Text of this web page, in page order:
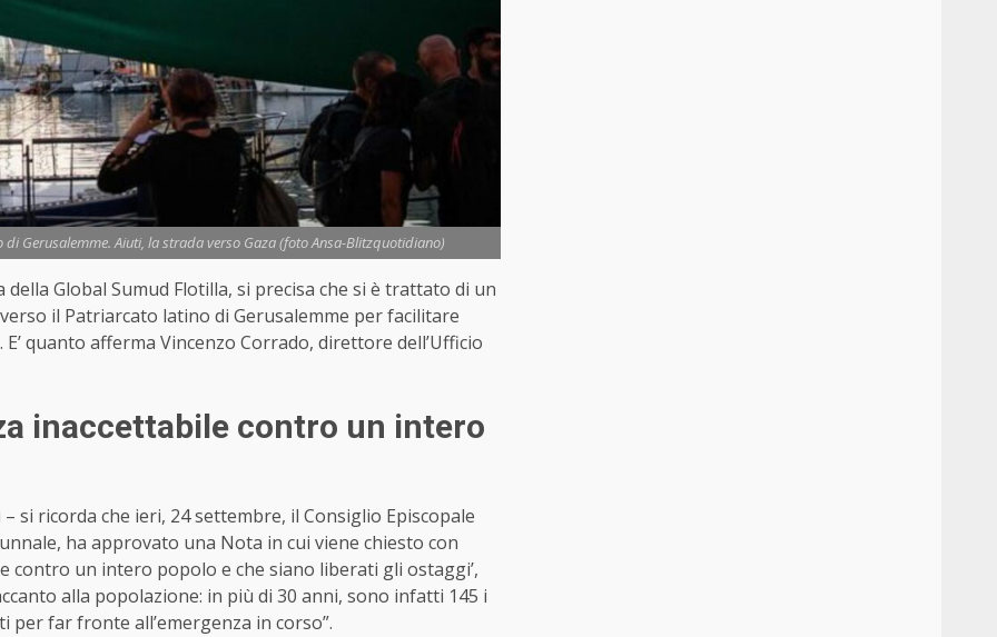
Gerusalemme. Aiuti, la strada verso Gaza (foto Ansa-Blitzquotidiano)
Global Sumud Flotilla, si precisa che si è trattato di un
il Patriarcato latino di Gerusalemme per facilitare
quanto afferma Vincenzo Corrado, direttore dell’Ufficio
inaccettabile contro un intero
si ricorda che ieri, 24 settembre, il Consiglio Episcopale
ha approvato una Nota in cui viene chiesto con
contro un intero popolo e che siano liberati gli ostaggi’,
alla popolazione: in più di 30 anni, sono infatti 145 i
far fronte all’emergenza in corso”.